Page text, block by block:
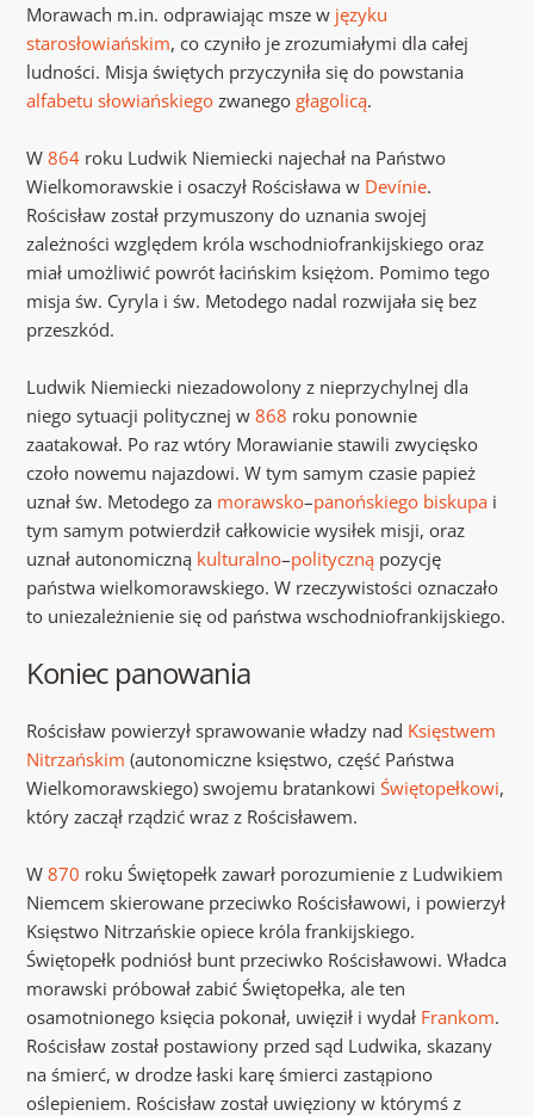
Morawach m.in. odprawiając msze w języku
starosłowiańskim, co czyniło je zrozumiałymi dla całej
ludności. Misja świętych przyczyniła się do powstania
alfabetu słowiańskiegozwanego głagolicą.
W 864roku Ludwik Niemiecki najechał na Państwo
Wielkomorawskie i osaczył Rościsława w Devínie.
Rościsław został przymuszony do uznania swojej
zależności względem króla wschodniofrankijskiego oraz
miał umożliwić powrót łacińskim księżom. Pomimo tego
misja św. Cyryla i św. Metodego nadal rozwijała się bez
przeszkód.
Ludwik Niemiecki niezadowolony z nieprzychylnej dla
niego sytuacji politycznej w 868 roku ponownie
zaatakował. Po raz wtóry Morawianie stawili zwycięsko
czoło nowemu najazdowi. W tym samym czasie papież
uznał św. Metodego za morawsko–panońskiego biskupai
tym samym potwierdził całkowicie wysiłek misji, oraz
uznał autonomiczną kulturalno–politycznąpozycję
państwa wielkomorawskiego. W rzeczywistości oznaczało
to uniezależnienie się od państwa wschodniofrankijskiego.
Koniec panowania
Rościsław powierzył sprawowanie władzy nad Księstwem
Nitrzańskim (autonomiczne księstwo, część Państwa
Wielkomorawskiego) swojemu bratankowi Świętopełkowi,
który zaczął rządzić wraz z Rościsławem.
W 870 roku Świętopełk zawarł porozumienie z Ludwikiem
Niemcem skierowane przeciwko Rościsławowi, i powierzył
Księstwo Nitrzańskie opiece króla frankijskiego.
Świętopełk podniósł bunt przeciwko Rościsławowi. Władca
morawski próbował zabić Świętopełka, ale ten
osamotnionego księcia pokonał, uwięził i wydał Frankom.
Rościsław został postawiony przed sąd Ludwika, skazany
na śmierć, w drodze łaski karę śmierci zastąpiono
oślepieniem. Rościsław został uwięziony w którymś z